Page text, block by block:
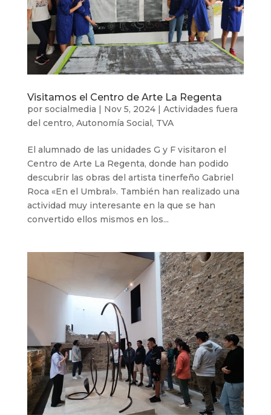
Visitamos el Centro de Arte La Regenta
por socialmedia | Nov 5, 2024| Actividades fuera
del centro, Autonomía Social, TVA
El alumnado de las unidades G y F visitaron el
Centro de Arte La Regenta, donde han podido
descubrir las obras del artista tinerfeño Gabriel
Roca «En el Umbral». También han realizado una
actividad muy interesante en la que se han
convertido ellos mismos en los...